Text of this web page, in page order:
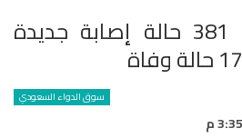
السعودية تسجل 381 حالة إصابة جديدة
سوق الدواء السعودي